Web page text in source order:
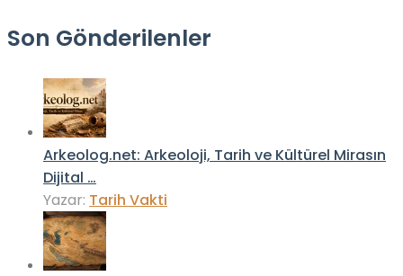
Son Gönderilenler
Arkeolog.net: Arkeoloji, Tarih ve Kültürel Mirasın
Dijital …
Yazar: Tarih Vakti